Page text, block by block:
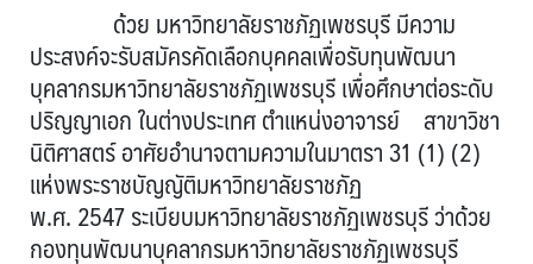
ด้วย มหาวิทยาลัยราชภัฏเพชรบุรี มีความ
ประสงค์จะรับสมัครคัดเลือกบุคคลเพื่อรับทุนพัฒนา
บุคลากรมหาวิทยาลัยราชภัฏเพชรบุรี เพื่อศึกษาต่อระดับ
ปริญญาเอก ในต่างประเทศ ตำแหน่งอาจารย์ สาขาวิชา
นิติศาสตร์ อาศัยอำนาจตามความในมาตรา 31 (1) (2)
แห่งพระราชบัญญัติมหาวิทยาลัยราชภัฏ
พ.ศ. 2547 ระเบียบมหาวิทยาลัยราชภัฏเพชรบุรี ว่าด้วย
กองทุนพัฒนาบุคลากรมหาวิทยาลัยราชภัฏเพชรบุรี